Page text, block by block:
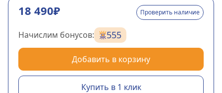
18 490₽ Проверить наличие
Начислим бонусов: 555
Добавить в корзину
Купить в 1 клик